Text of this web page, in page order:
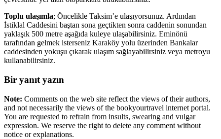
Toplu ulaşımla; Öncelikle Taksim’e ulaşıyorsunuz. Ardından
İstiklal Caddesini baştan sona geçtikten sonra caddenin sonundan
yaklaşık 500 metre aşağıda kuleye ulaşabilirsiniz. Eminönü
tarafından gelmek isterseniz Karaköy yolu üzerinden Bankalar
caddesinden yokuşu çıkarak ulaşım sağlayabilirsiniz veya metroyu
kullanabilirsiniz.
Bir yanıt yazın
Note: Comments on the web site reflect the views of their authors,
and not necessarily the views of the bookyourtravel internet portal.
You are requested to refrain from insults, swearing and vulgar
expression. We reserve the right to delete any comment without
notice or explanations.